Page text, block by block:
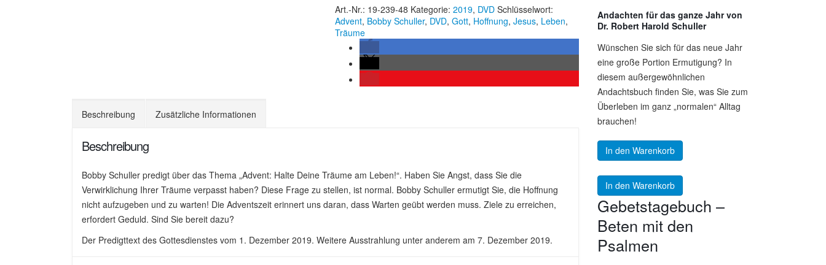
Art.-Nr.: 19-239-48 Kategorie: 2019, DVD Schlüsselwort:
Advent, Bobby Schuller, DVD, Gott, Hoffnung, Jesus, Leben,
Träume
Beschreibung Zusätzliche Informationen
Beschreibung
Bobby Schuller predigt über das Thema „Advent: Halte Deine Träume am Leben!“. Haben Sie Angst, dass Sie die
Verwirklichung Ihrer Träume verpasst haben? Diese Frage zu stellen, ist normal. Bobby Schuller ermutigt Sie, die Hoffnung
nicht aufzugeben und zu warten! Die Adventszeit erinnert uns daran, dass Warten geübt werden muss. Ziele zu erreichen,
erfordert Geduld. Sind Sie bereit dazu?
Der Predigttext des Gottesdienstes vom 1. Dezember 2019. Weitere Ausstrahlung unter anderem am 7. Dezember 2019.
Andachten für das ganze Jahr von
Dr. Robert Harold Schuller
Wünschen Sie sich für das neue Jahr
eine große Portion Ermutigung? In
diesem außergewöhnlichen
Andachtsbuch finden Sie, was Sie zum
Überleben im ganz „normalen“ Alltag
brauchen!
In den Warenkorb
In den Warenkorb
Gebetstagebuch –
Beten mit den
Psalmen